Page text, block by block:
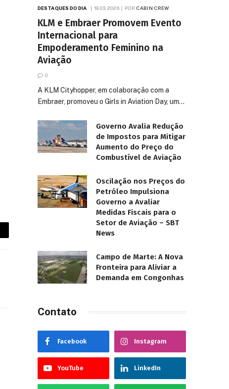
DESTAQUES DO DIA 19.03.2026 POR CABIN CREW
KLM e Embraer Promovem Evento
Internacional para
Empoderamento Feminino na
Aviação
0
A KLM Cityhopper, em colaboração com a
Embraer, promoveu o Girls in Aviation Day, um…
Governo Avalia Redução
de Impostos para Mitigar
Aumento do Preço do
Combustível de Aviação
Oscilação nos Preços do
Petróleo Impulsiona
Governo a Avaliar
Medidas Fiscais para o
Setor de Aviação – SBT
News
Campo de Marte: A Nova
Fronteira para Aliviar a
Demanda em Congonhas
Contato
Facebook Instagram
YouTube LinkedIn